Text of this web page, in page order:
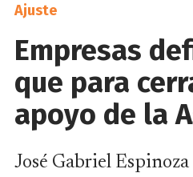
Ajuste
Empresas
que para
apoyo de la
José Gabriel